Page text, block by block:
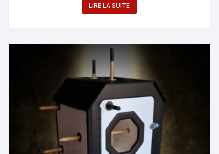
LIRE LA SUITE